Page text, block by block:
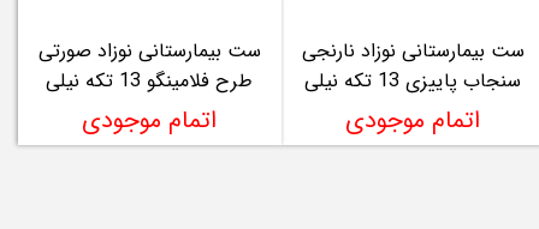
ست بیمارستانی نوزاد نارنجی
سنجاب پاییزی 13 تکه نیلی
اتمام موجودی
ست بیمارستانی نوزاد صورتی
طرح فلامینگو 13 تکه نیلی
اتمام موجودی